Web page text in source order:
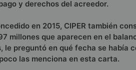
y derechos del acreedor.
en 2015, CIPER también
millones que aparecen en el
preguntó en qué fecha se había
las menciona en esta carta.